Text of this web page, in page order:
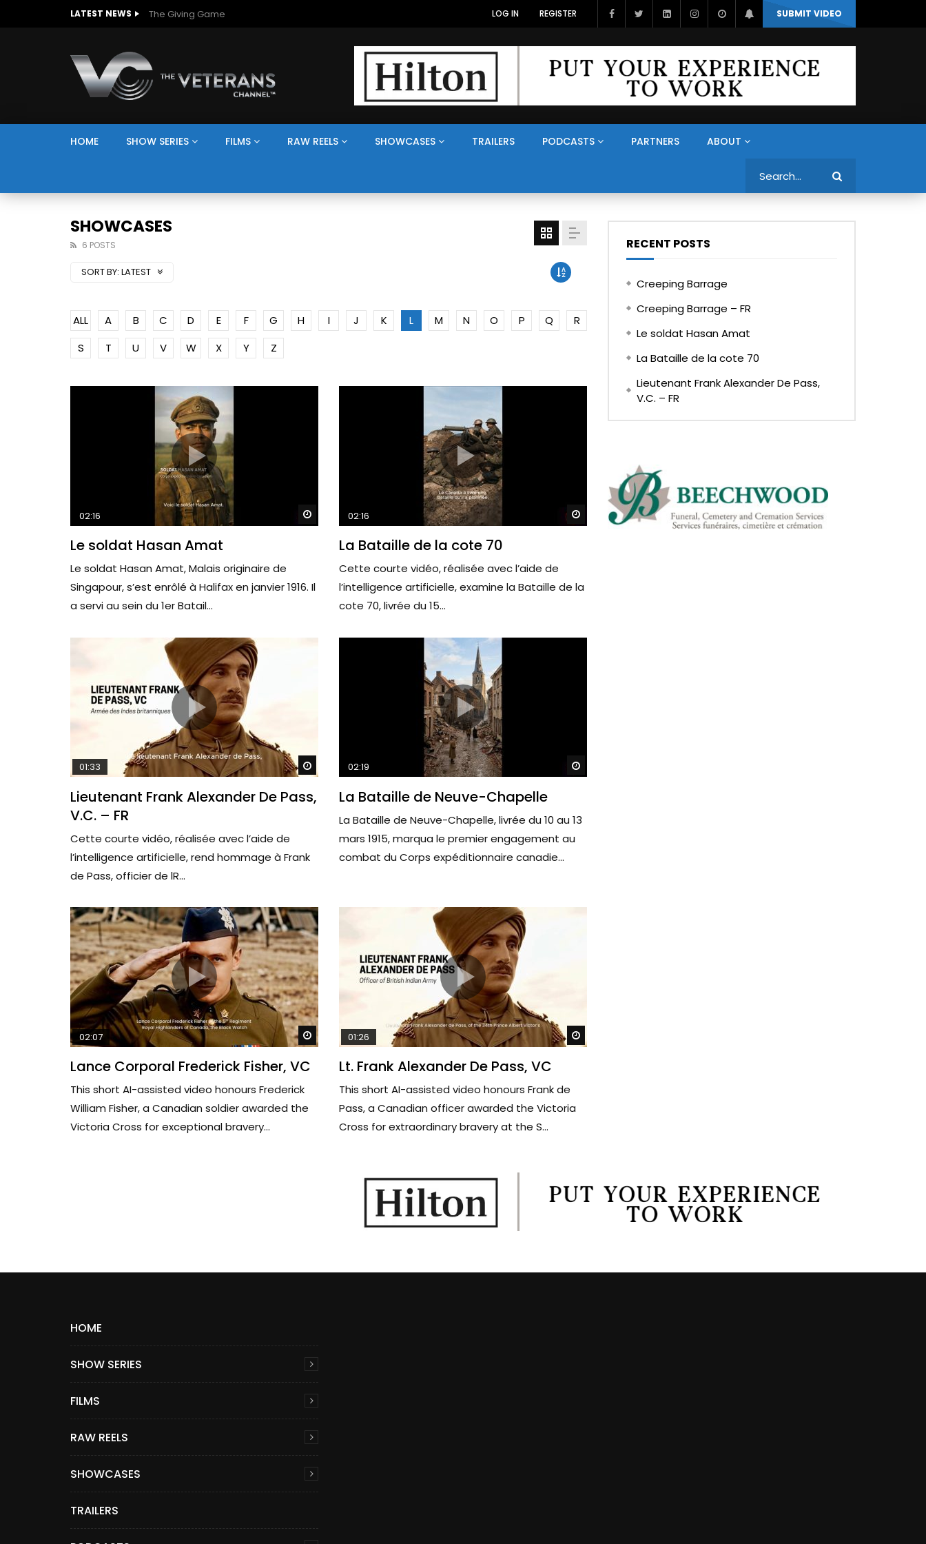
LATEST NEWS The Giving Game SUBMIT VIDEO
LOG IN REGISTER
HOME SHOW SERIES FILMS RAW REELS SHOWCASES TRAILERS PODCASTS PARTNERS ABOUT
SHOWCASES
6 POSTS
SORT BY: LATEST
ALL A B C D E F G H I J K L M N O P Q
R
S
T U V W X Y Z
Watch Later
02:16
Le soldat Hasan Amat
Le soldat Hasan Amat, Malais originaire de
Singapour, s’est enrôlé à Halifax en janvier 1916. Il
a servi au sein du 1er Batail...
Watch Later
02:16
La Bataille de la cote 70
Cette courte vidéo, réalisée avec l’aide de
l’intelligence artificielle, examine la Bataille de la
cote 70, livrée du 15...
Watch Later
01:33
Lieutenant Frank Alexander De Pass,
V.C. – FR
Cette courte vidéo, réalisée avec l’aide de
l’intelligence artificielle, rend hommage à Frank
de Pass, officier de lR...
02:19
La Bataille de Neuve-Chapelle
La Bataille de Neuve-Chapelle, livrée du 10 au 13
mars 1915, marqua le premier engagement au
combat du Corps expéditionnaire canadie...
Watch Later
02:07
Lance Corporal Frederick Fisher, VC
This short AI-assisted video honours Frederick
William Fisher, a Canadian soldier awarded the
Victoria Cross for exceptional bravery...
01:26
Lt. Frank Alexander De Pass, VC
This short AI-assisted video honours Frank de
Pass, a Canadian officer awarded the Victoria
Cross for extraordinary bravery at the S...
RECENT POSTS
Creeping Barrage
Creeping Barrage – FR
Le soldat Hasan Amat
La Bataille de la cote 70
Lieutenant Frank Alexander De Pass,
V.C. – FR
HOME
SHOW SERIES
FILMS
RAW REELS
SHOWCASES
TRAILERS